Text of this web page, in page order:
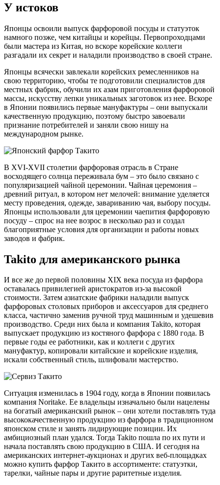
У истоков
Японцы освоили выпуск фарфоровой посуды и статуэток
намного позже, чем китайцы и корейцы. Первопроходцами
были мастера из Китая, но вскоре корейские коллеги
разгадали их секрет и наладили производство в своей стране.
Японцы всячески завлекали корейских ремесленников на
свою территорию, чтобы те подготовили специалистов для
местных фабрик, обучили их азам приготовления фарфоровой
массы, искусству лепки уникальных заготовок из нее. Вскоре
в Японии появились первые мануфактуры – они выпускали
качественную продукцию, поэтому быстро завоевали
признание потребителей и заняли свою нишу на
международном рынке.
В XVI-XVII столетии фарфоровая отрасль в Стране
восходящего солнца переживала бум – это было связано с
популяризацией чайной церемонии. Чайная церемония –
древний ритуал, в котором нет мелочей: внимание уделяется
месту проведения, одежде, завариванию чая, выбору посуды.
Японцы использовали для церемонии чаепития фарфоровую
посуду – спрос на нее возрос в несколько раз и создал
благоприятные условия для организации и работы новых
заводов и фабрик.
Takito для американского рынка
И все же до первой половины XIX века посуда из фарфора
оставалась привилегией аристократов из-за высокой
стоимости. Затем азиатские фабрики наладили выпуск
фарфоровых столовых приборов и аксессуаров для среднего
класса, частично заменив ручной труд машинным и удешевив
производство. Среди них была и компания Takito, которая
выпускает продукцию из костяного фарфора с 1880 года. В
первые годы ее работники, как и коллеги с других
мануфактур, копировали китайские и корейские изделия,
искали собственный стиль, шлифовали мастерство.
Ситуация изменилась в 1904 году, когда в Японии появилась
компания Noritake. Ее владельцы изначально были нацелены
на богатый американский рынок – они хотели поставлять туда
высококачественную продукцию из фарфора в традиционном
японском стиле и занять лидирующие позиции. Их
амбициозный план удался. Тогда Takito пошла по их пути и
начала поставлять свою продукцию в США. И сегодня на
американских интернет-аукционах и других веб-площадках
можно купить фарфор Такито в ассортименте: статуэтки,
тарелки, чайные пары и другие раритетные изделия.